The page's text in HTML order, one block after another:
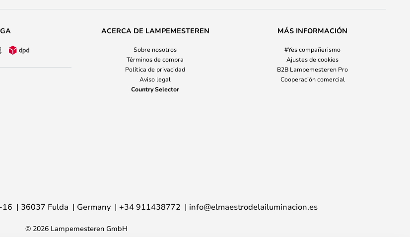
ACERCA DE LAMPEMESTEREN
Sobre nosotros
Términos de compra
Política de privacidad
Aviso legal
Country Selector
MÁS INFORMACIÓN
#Yes compañerismo
Ajustes de cookies
B2B Lampemesteren Pro
Cooperación comercial
16 36037 Fulda Germany +34 911438772 info@elmaestrodelailuminacion.es
© 2026 Lampemesteren GmbH